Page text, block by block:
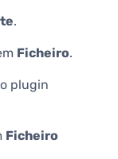
.
Ficheiro.
plugin
Ficheiro